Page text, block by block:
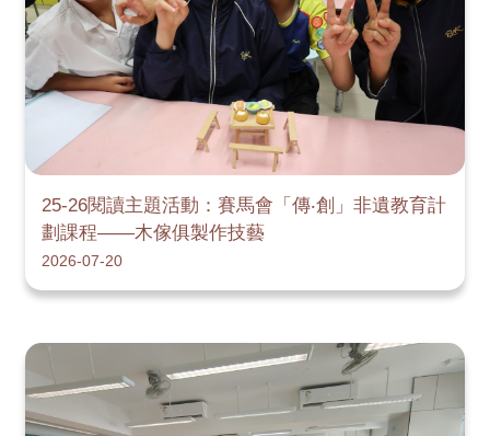
25-26閱讀主題活動：賽馬會「傳‧創」非遺教育計
劃課程——木傢俱製作技藝
2026-07-20